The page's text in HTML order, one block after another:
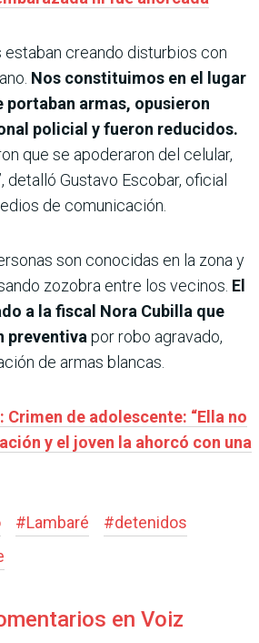
estaban creando disturbios con
Nos constituimos en el lugar
portaban armas, opusieron
policial y fueron reducidos.
que se apoderaron del celular,
detalló Gustavo Escobar, oficial
de comunicación.
son conocidas en la zona y
zozobra entre los vecinos. El
a la fiscal Nora Cubilla que
preventivapor robo agravado,
de armas blancas.
Crimen de adolescente: “Ella no
y el joven la ahorcó con una
#Lambaré #detenidos
en Voiz